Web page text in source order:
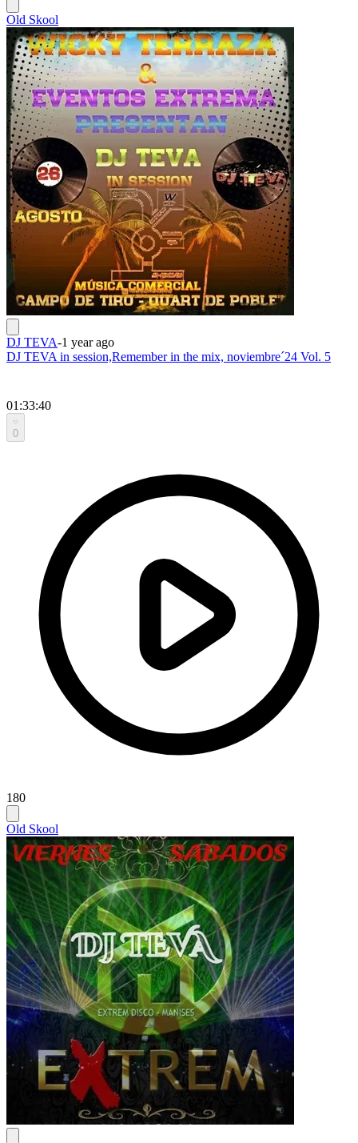
Old Skool
DJ TEVA-1 year ago
DJ TEVA in session,Remember in the mix, noviembre´24 Vol. 5
01:33:40
0
180
Old Skool